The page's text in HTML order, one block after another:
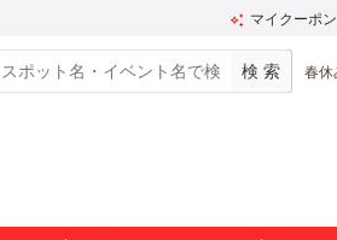
マイクーポン
春休